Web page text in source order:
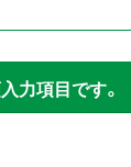
力項目です。